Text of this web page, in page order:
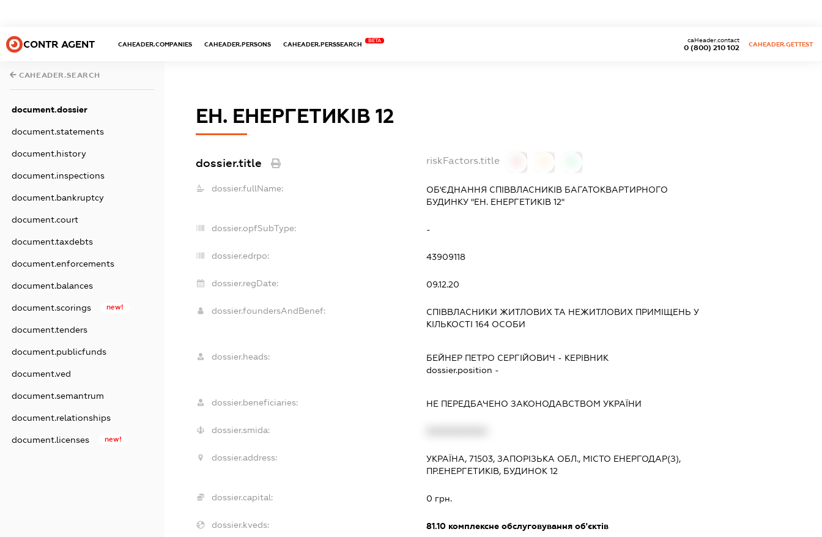
CONTR AGENT CAHEADER.COMPANIES CAHEADER.PERSONS CAHEADER.PERSSEARCH
BETA
0 (800) 210 102
caHeader.contact
CAHEADER.GETTEST
CAHEADER.SEARCH
document.dossier
document.statements
document.history
document.inspections
document.bankruptcy
document.court
document.taxdebts
document.enforcements
document.balances
document.scorings new!
document.tenders
document.publicfunds
document.ved
document.semantrum
document.relationships
document.licenses new!
ЕН. ЕНЕРГЕТИКІВ 12
dossier.title riskFactors.title
dossier.fullName:
ОБ'ЄДНАННЯ СПІВВЛАСНИКІВ БАГАТОКВАРТИРНОГО
БУДИНКУ "ЕН. ЕНЕРГЕТИКІВ 12"
dossier.opfSubType: -
dossier.edrpo: 43909118
dossier.regDate: 09.12.20
dossier.foundersAndBenef:
СПІВВЛАСНИКИ ЖИТЛОВИХ ТА НЕЖИТЛОВИХ ПРИМІЩЕНЬ У
КІЛЬКОСТІ 164 ОСОБИ
dossier.heads: БЕЙНЕР ПЕТРО СЕРГІЙОВИЧ - КЕРІВНИК
dossier.position -
dossier.beneficiaries: НЕ ПЕРЕДБАЧЕНО ЗАКОНОДАВСТВОМ УКРАЇНИ
dossier.smida:
dossier.address:
УКРАЇНА, 71503, ЗАПОРІЗЬКА ОБЛ., МІСТО ЕНЕРГОДАР(З),
ПР.ЕНЕРГЕТИКІВ, БУДИНОК 12
dossier.capital: 0 грн.
dossier.kveds: 81.10 комплексне обслуговування об'єктів